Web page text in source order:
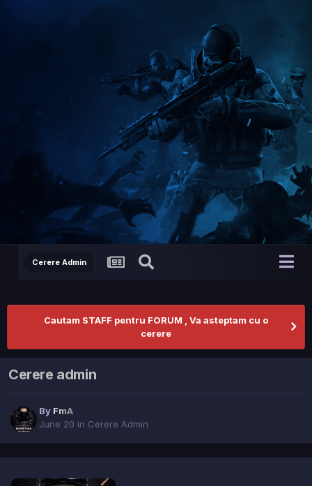
Cerere Admin
Cautam STAFF pentru FORUM , Va asteptam cu o
cerere
Cerere admin
By FmA
June 20 in Cerere Admin